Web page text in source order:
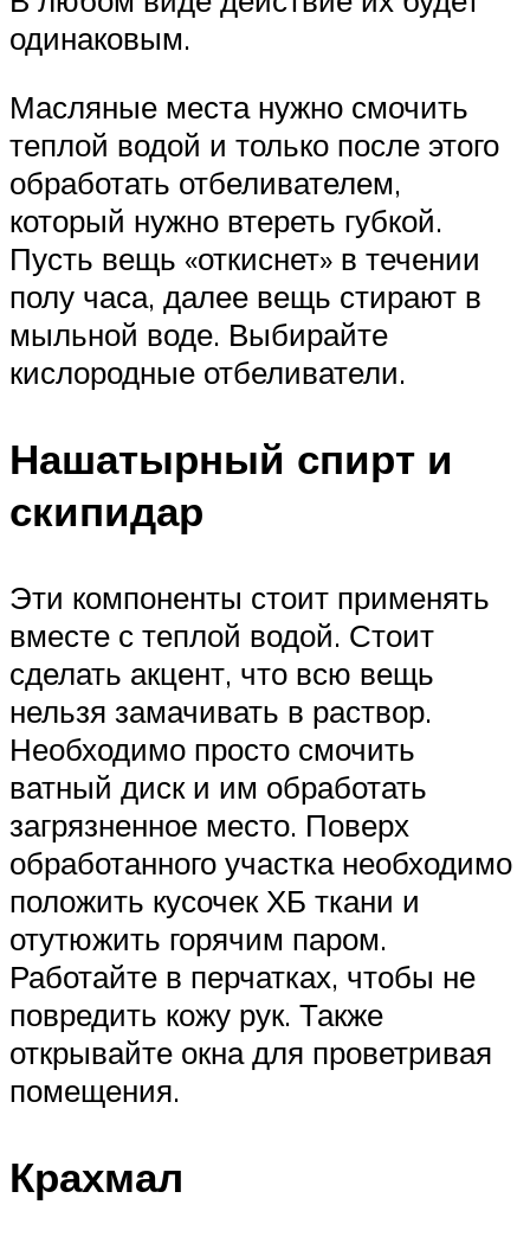
одинаковым.
Масляные места нужно смочить
теплой водой и только после этого
обработать отбеливателем,
который нужно втереть губкой.
Пусть вещь «откиснет» в течении
полу часа, далее вещь стирают в
мыльной воде. Выбирайте
кислородные отбеливатели.
Нашатырный спирт и
скипидар
Эти компоненты стоит применять
вместе с теплой водой. Стоит
сделать акцент, что всю вещь
нельзя замачивать в раствор.
Необходимо просто смочить
ватный диск и им обработать
загрязненное место. Поверх
обработанного участка необходимо
положить кусочек ХБ ткани и
отутюжить горячим паром.
Работайте в перчатках, чтобы не
повредить кожу рук. Также
открывайте окна для проветривая
помещения.
Крахмал